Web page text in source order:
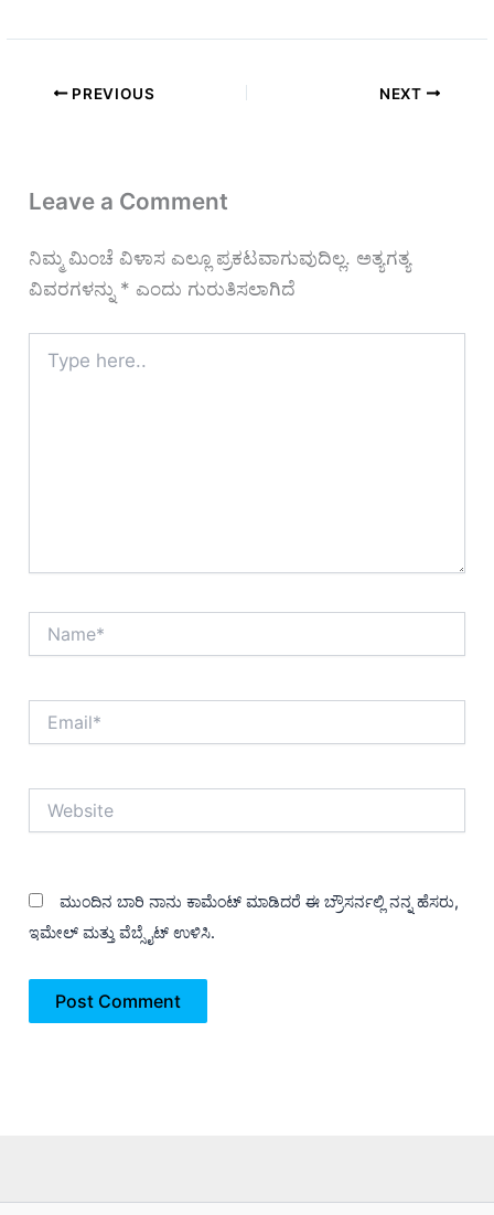
PREVIOUS NEXT
Leave a Comment
ನಿಮ್ಮ ಮಿಂಚೆ ವಿಳಾಸ ಎಲ್ಲೂ ಪ್ರಕಟವಾಗುವುದಿಲ್ಲ. ಅತ್ಯಗತ್ಯ
ವಿವರಗಳನ್ನು * ಎಂದು ಗುರುತಿಸಲಾಗಿದೆ
here..
ಮುಂದಿನ ಬಾರಿ ನಾನು ಕಾಮೆಂಟ್ ಮಾಡಿದರೆ ಈ ಬ್ರೌಸರ್ನಲ್ಲಿ ನನ್ನ ಹೆಸರು,
ಇಮೇಲ್ ಮತ್ತು ವೆಬ್ಸೈಟ್ ಉಳಿಸಿ.